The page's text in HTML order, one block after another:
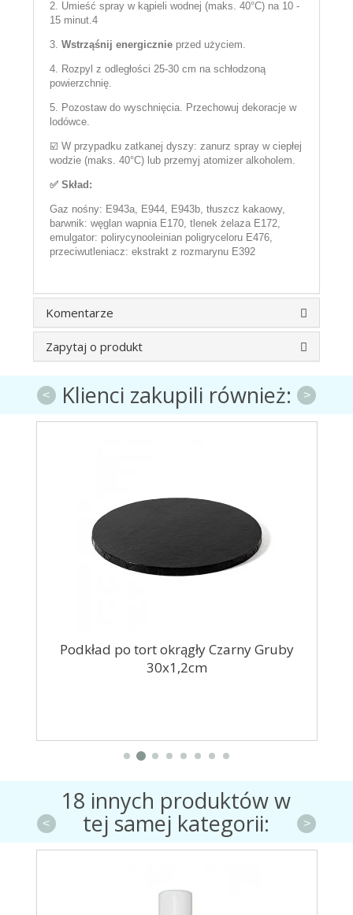
2. Umieść spray w kąpieli wodnej (maks. 40°C) na 10 -
15 minut.4
3. Wstrząśnij energicznieprzed użyciem.
4. Rozpyl z odległości 25-30 cm na schłodzoną
powierzchnię.
5. Pozostaw do wyschnięcia. Przechowuj dekoracje w
lodówce.
☑️ W przypadku zatkanej dyszy: zanurz spray w ciepłej
wodzie (maks. 40°C) lub przemyj atomizer alkoholem.
✅ Skład:
Gaz nośny: E943a, E944, E943b, tłuszcz kakaowy,
barwnik: węglan wapnia E170, tlenek żelaza E172,
emulgator: polirycynooleinian poligryceloru E476,
przeciwutleniacz: ekstrakt z rozmarynu E392
Komentarze
Zapytaj o produkt
Klienci zakupili również:
Podkład po tort okrągły Czarny Gruby
30x1,2cm
< >
18 innych produktów w
tej samej kategorii:
< >